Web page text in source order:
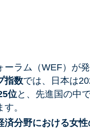
ーラム（WEF）が
指数では、日本は
位と、先進国の中
。
済分野における女